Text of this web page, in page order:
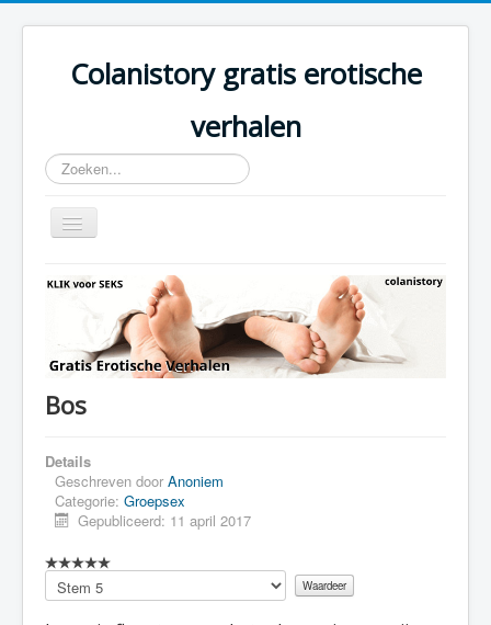
Colanistory gratis erotische
verhalen
Zoeken...
Schakelen
navigatie
Colanistory.eu - Erotische verhalen - Home
Bos
Details
Geschreven door Anoniem
Categorie: Groepsex
Gepubliceerd: 11 april 2017
Voeg
waardering
toe